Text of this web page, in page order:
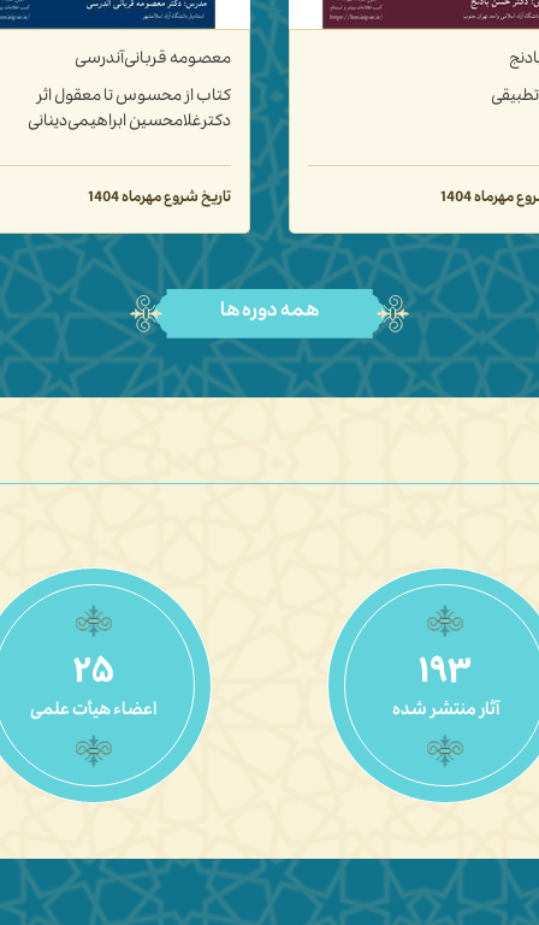
قربانی‌آندرسی
محسوس تا معقول اثر
مهرماه 1404
احمد شه گلی
علم النفس فلسفی (۲) با
عیون مسائل نفس
تاریخ شروع مهرماه 1404
همه دوره ها
205
آثار منتشر شده
28
اعضاء هیأت علمی